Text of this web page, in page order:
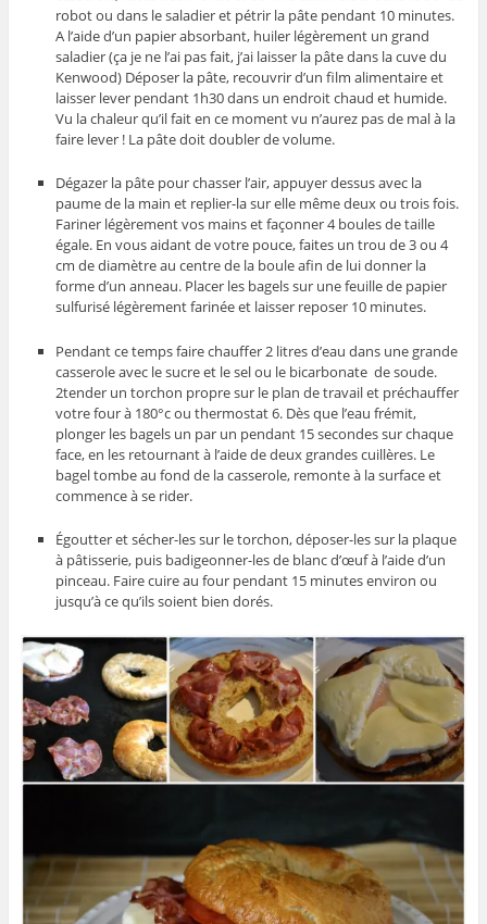
robot ou dans le saladier et pétrir la pâte pendant 10 minutes.
A l’aide d’un papier absorbant, huiler légèrement un grand
saladier (ça je ne l’ai pas fait, j’ai laisser la pâte dans la cuve du
Kenwood) Déposer la pâte, recouvrir d’un film alimentaire et
laisser lever pendant 1h30 dans un endroit chaud et humide.
Vu la chaleur qu’il fait en ce moment vu n’aurez pas de mal à la
faire lever ! La pâte doit doubler de volume.
Dégazer la pâte pour chasser l’air, appuyer dessus avec la
paume de la main et replier-la sur elle même deux ou trois fois.
Fariner légèrement vos mains et façonner 4 boules de taille
égale. En vous aidant de votre pouce, faites un trou de 3 ou 4
cm de diamètre au centre de la boule afin de lui donner la
forme d’un anneau. Placer les bagels sur une feuille de papier
sulfurisé légèrement farinée et laisser reposer 10 minutes.
Pendant ce temps faire chauffer 2 litres d’eau dans une grande
casserole avec le sucre et le sel ou le bicarbonate de soude.
2tender un torchon propre sur le plan de travail et préchauffer
votre four à 180°c ou thermostat 6. Dès que l’eau frémit,
plonger les bagels un par un pendant 15 secondes sur chaque
face, en les retournant à l’aide de deux grandes cuillères. Le
bagel tombe au fond de la casserole, remonte à la surface et
commence à se rider.
Égoutter et sécher-les sur le torchon, déposer-les sur la plaque
à pâtisserie, puis badigeonner-les de blanc d’œuf à l’aide d’un
pinceau. Faire cuire au four pendant 15 minutes environ ou
jusqu’à ce qu’ils soient bien dorés.